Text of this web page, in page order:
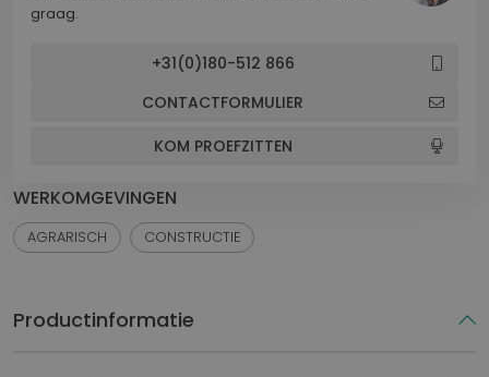
graag.
+31(0)180-512 866
CONTACTFORMULIER
KOM PROEFZITTEN
WERKOMGEVINGEN
AGRARISCH CONSTRUCTIE
Productinformatie